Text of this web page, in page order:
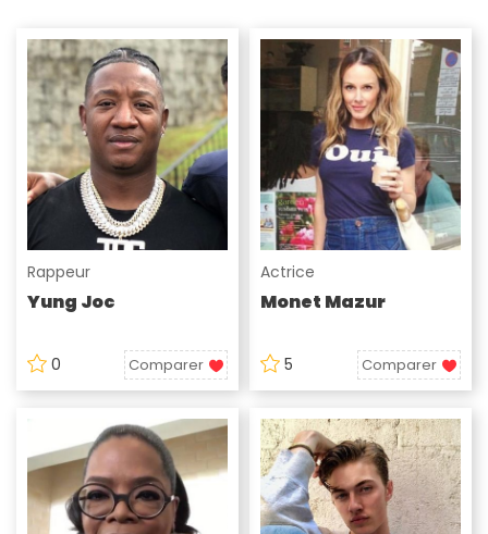
Rappeur
Yung Joc
0 Comparer
Actrice
Monet Mazur
5 Comparer